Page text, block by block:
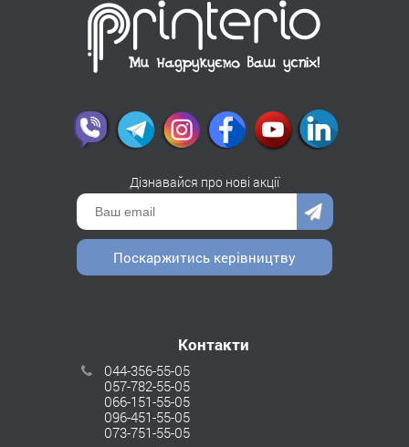
Дізнавайся про нові акції
Поскаржитись керівництву
Контакти
044-356-55-05
057-782-55-05
066-151-55-05
096-451-55-05
073-751-55-05